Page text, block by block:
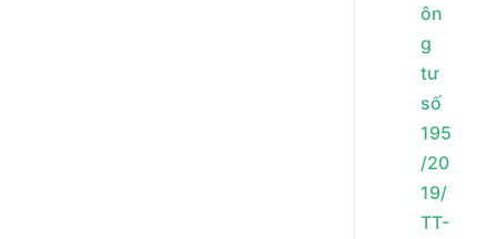
ôn
g
tư
số
195
/20
19/
TT-